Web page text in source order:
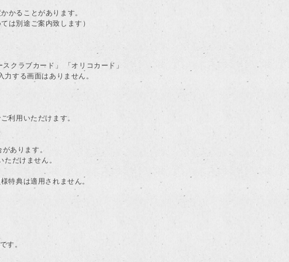
かることがあります。
は別途ご案内致します）
クラブカード」 「オリコカード」
する画面はありません。
利用いただけます。
あります。
だけません。
特典は適用されません。
す。